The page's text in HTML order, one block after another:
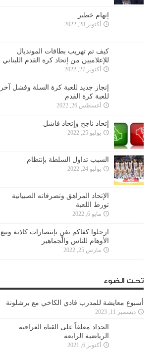
إتهام خطير
أكتوبر 28, 2022
كيف تم تهريب بطاقات المونديال
للإعلاميين من إتحاد كرة القدم اللبناني
أكتوبر 27, 2022
إنجاز جديد للعبة كرة السلة وفشل آخر
للعبة كرة القدم
أغسطس 26, 2022
إتحاد ناجح وإتحاد فاشل
يوليو 25, 2022
السبب تداول السلطة بإنتظام
يوليو 24, 2022
الإتحاد المراهق وتصرفاته الصبيانية
تورط اللعبة
مايو 6, 2022
ارحلوا كفاكم تغنٍ بإنتصارات كاذبة وبيع
الأوهام للناس والجماهير
مارس 25, 2022
تحت الضوء
أسبوع معايشة للمدرب فادي الكاخي مع برشلونة
ديسمبر 11, 2023
الحداد معلقاً على القناة العراقية
الرياضية الرابعة
أكتوبر 6, 2021